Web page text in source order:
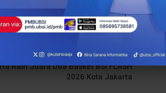
Hingga Laga Puncak, SMKN
Raih Juara Dua Basket BSI FLASH
2026 Kota Jakarta